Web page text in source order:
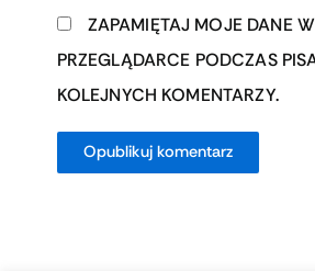
ZAPAMIĘTAJ MOJE DANE
PRZEGLĄDARCE PODCZAS
KOLEJNYCH KOMENTARZY.